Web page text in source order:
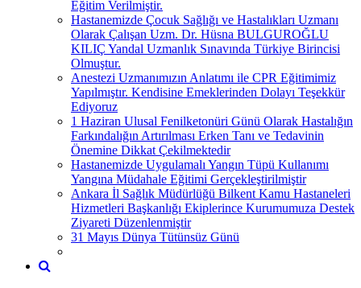
Eğitim Verilmiştir.
Hastanemizde Çocuk Sağlığı ve Hastalıkları Uzmanı
Olarak Çalışan Uzm. Dr. Hüsna BULGUROĞLU
KILIÇ Yandal Uzmanlık Sınavında Türkiye Birincisi
Olmuştur.
Anestezi Uzmanımızın Anlatımı ile CPR Eğitimimiz
Yapılmıştır. Kendisine Emeklerinden Dolayı Teşekkür
Ediyoruz
1 Haziran Ulusal Fenilketonüri Günü Olarak Hastalığın
Farkındalığın Artırılması Erken Tanı ve Tedavinin
Önemine Dikkat Çekilmektedir
Hastanemizde Uygulamalı Yangın Tüpü Kullanımı
Yangına Müdahale Eğitimi Gerçekleştirilmiştir
Ankara İl Sağlık Müdürlüğü Bilkent Kamu Hastaneleri
Hizmetleri Başkanlığı Ekiplerince Kurumumuza Destek
Ziyareti Düzenlenmiştir
31 Mayıs Dünya Tütünsüz Günü